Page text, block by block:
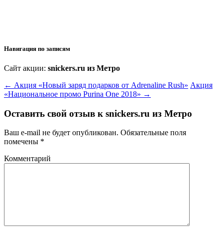
Навигация по записям
Сайт акции: snickers.ru из Метро
← Акция «Новый заряд подарков от Adrenaline Rush» Акция
«Национальное промо Purina One 2018» →
Оставить свой отзыв к snickers.ru из Метро
Ваш e-mail не будет опубликован. Обязательные поля
помечены *
Комментарий